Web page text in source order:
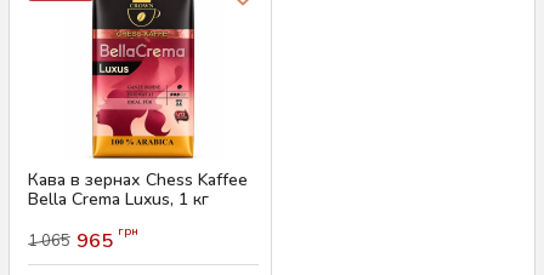
Кава в зернах Chess Kaffee
Bella Crema Luxus, 1 кг
1 065 965 грн